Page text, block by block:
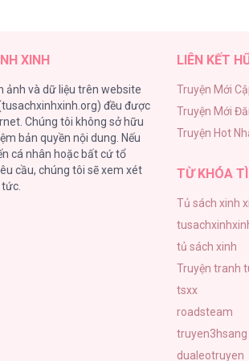
MỐI TÌNH ĐẦU ĐẾN TỪ TƯƠNG LAI [...]
MỐI TÌNH ĐẦU ĐẾN TỪ TƯƠNG LAI [...]
XINH
ảnh và dữ liệu trên website
đều được
Chúng tôi không sở hữu
bản quyền nội dung. Nếu
cá nhân hoặc bất cứ tổ
cầu, chúng tôi sẽ xem xét
LIÊN KẾT
Truyện Mới
Truyện Mới
Truyện Hot
TỪ KHÓA
Tủ sách xinh
tủ sách xinh
Truyện tranh
tsxx
roadsteam
truyen3hsang
dualeotruyen